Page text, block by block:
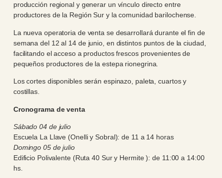
producción regional y generar un vínculo directo entre
productores de la Región Sur y la comunidad barilochense.
La nueva operatoria de venta se desarrollará durante el fin de
semana del 12 al 14 de junio, en distintos puntos de la ciudad,
facilitando el acceso a productos frescos provenientes de
pequeños productores de la estepa rionegrina.
Los cortes disponibles serán espinazo, paleta, cuartos y
costillas.
Cronograma de venta
Sábado 04 de julio
Escuela La Llave (Onelli y Sobral): de 11 a 14 horas
Domingo 05 de julio
Edificio Polivalente (Ruta 40 Sur y Hermite ): de 11:00 a 14:00
hs.